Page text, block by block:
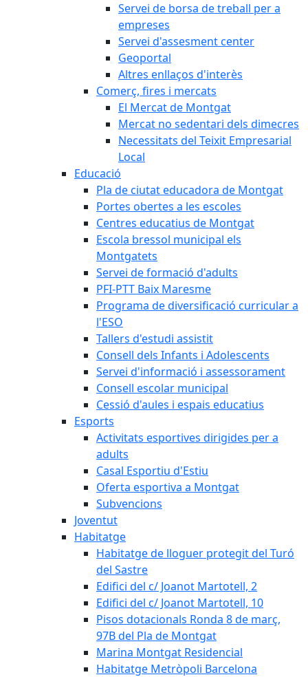
Servei de borsa de treball per a
empreses
Servei d'assesment center
Geoportal
Altres enllaços d'interès
Comerç, fires i mercats
El Mercat de Montgat
Mercat no sedentari dels dimecres
Necessitats del Teixit Empresarial
Local
Educació
Pla de ciutat educadora de Montgat
Portes obertes a les escoles
Centres educatius de Montgat
Escola bressol municipal els
Montgatets
Servei de formació d'adults
PFI-PTT Baix Maresme
Programa de diversificació curricular a
l'ESO
Tallers d'estudi assistit
Consell dels Infants i Adolescents
Servei d'informació i assessorament
Consell escolar municipal
Cessió d'aules i espais educatius
Esports
Activitats esportives dirigides per a
adults
Casal Esportiu d'Estiu
Oferta esportiva a Montgat
Subvencions
Joventut
Habitatge
Habitatge de lloguer protegit del Turó
del Sastre
Edifici del c/ Joanot Martotell, 2
Edifici del c/ Joanot Martotell, 10
Pisos dotacionals Ronda 8 de març,
97B del Pla de Montgat
Marina Montgat Residencial
Habitatge Metròpoli Barcelona